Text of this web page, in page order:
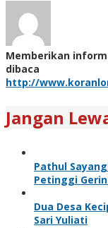
Memberikan
dibaca
http://
Jangan
Pathul
Petinggi
Dua Desa
Sari Yuliati